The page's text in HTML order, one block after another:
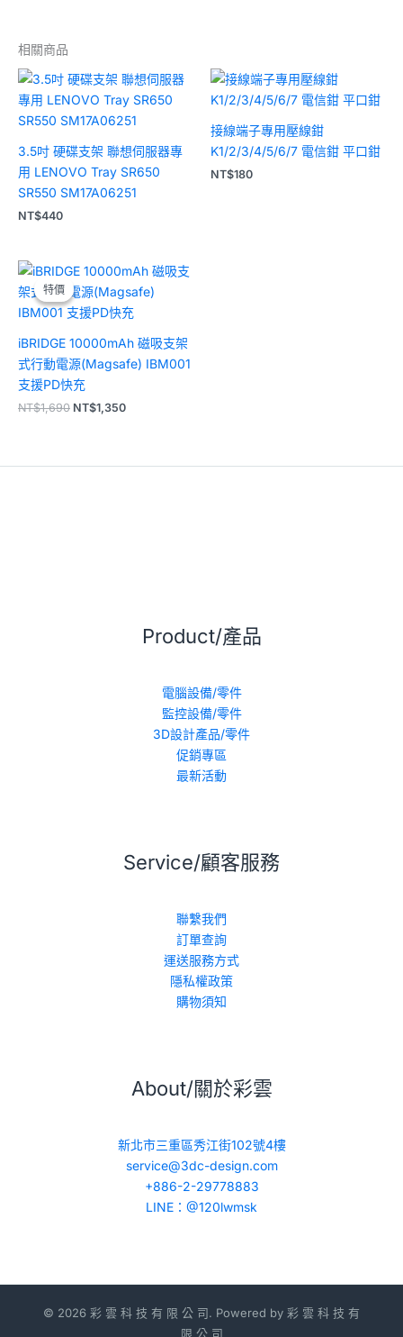
相關商品
3.5吋 硬碟支架 聯想伺服器專
用 LENOVO Tray SR650
SR550 SM17A06251
NT$440
接線端子專用壓線鉗
K1/2/3/4/5/6/7 電信鉗 平口鉗
NT$180
特價
特價
iBRIDGE 10000mAh 磁吸支架
式行動電源(Magsafe) IBM001
支援PD快充
NT$1,690
原
價
格：
NT$1,350
目
價
格：
Product/產品
電腦設備/零件
監控設備/零件
3D設計產品/零件
促銷專區
最新活動
Service/顧客服務
聯繫我們
訂單查詢
運送服務方式
隱私權政策
購物須知
About/關於彩雲
新北市三重區秀江街102號4樓
service@3dc-design.com
+886-2-29778883
LINE：@120lwmsk
© 2026 彩 雲 科 技 有 限 公 司. Powered by 彩 雲 科 技 有
限 公 司